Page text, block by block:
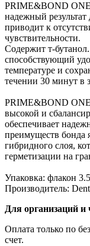
PRIME&BOND
надежный
приводит к
чувствительности.
Содержит т-
способствующий
температуре и
течении 30 минут в
PRIME&BOND
высокой и
обеспечивает
преимуществ бонда
гибридного слоя,
герметизации на
Упаковка: флакон
Производитель:
Для организаций
Оплата только по
счет.